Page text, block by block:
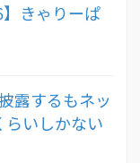
】きゃりーぱ
露するもネッ
らいしかない